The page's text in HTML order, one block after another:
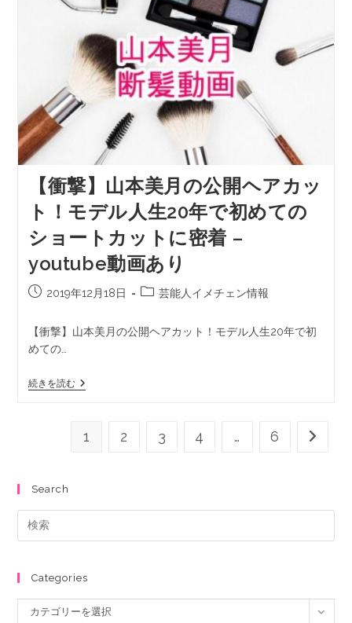
【衝撃】山本美月の公開ヘアカッ
ト！モデル人生20年で初めての
ショートカットに密着 –
youtube動画あり
2019年12月18日 芸能人イメチェン情報
【衝撃】山本美月の公開ヘアカット！モデル人生20年で初
めての…
続きを読む
1 2 3 4 … 6
Search
Categories
カテゴリーを選択